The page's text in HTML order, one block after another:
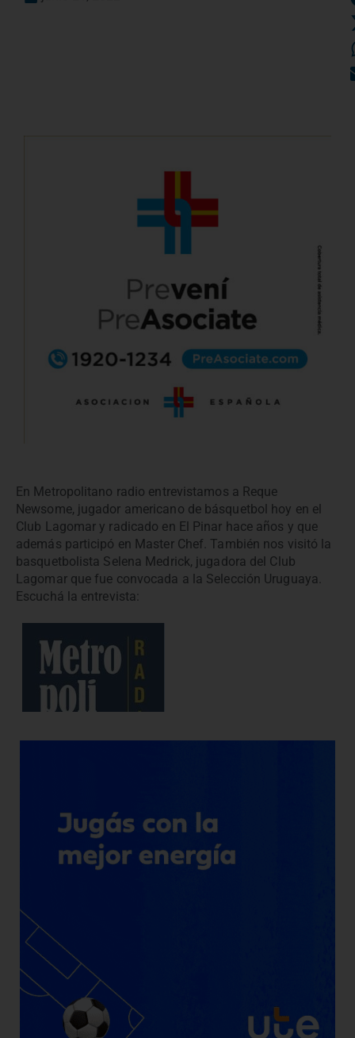
En Metropolitano radio entrevistamos a Reque
Newsome, jugador americano de básquetbol hoy en el
Club Lagomar y radicado en El Pinar hace años y que
además participó en Master Chef. También nos visitó la
basquetbolista Selena Medrick, jugadora del Club
Lagomar que fue convocada a la Selección Uruguaya.
Escuchá la entrevista: